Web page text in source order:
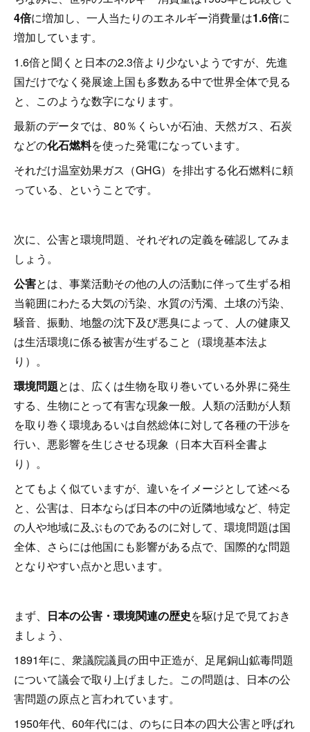
4倍に増加し、一人当たりのエネルギー消費量は1.6倍に
増加しています。
1.6倍と聞くと日本の2.3倍より少ないようですが、先進
国だけでなく発展途上国も多数ある中で世界全体で見る
と、このような数字になります。
最新のデータでは、80％くらいが石油、天然ガス、石炭
などの化石燃料を使った発電になっています。
それだけ温室効果ガス（GHG）を排出する化石燃料に頼
っている、ということです。
次に、公害と環境問題、それぞれの定義を確認してみま
しょう。
公害とは、事業活動その他の人の活動に伴って生ずる相
当範囲にわたる大気の汚染、水質の汚濁、土壌の汚染、
騒音、振動、地盤の沈下及び悪臭によって、人の健康又
は生活環境に係る被害が生ずること（環境基本法よ
り）。
環境問題とは、広くは生物を取り巻いている外界に発生
する、生物にとって有害な現象一般。人類の活動が人類
を取り巻く環境あるいは自然総体に対して各種の干渉を
行い、悪影響を生じさせる現象（日本大百科全書よ
り）。
とてもよく似ていますが、違いをイメージとして述べる
と、公害は、日本ならば日本の中の近隣地域など、特定
の人や地域に及ぶものであるのに対して、環境問題は国
全体、さらには他国にも影響がある点で、国際的な問題
となりやすい点かと思います。
まず、 日本の公害・環境関連の歴史を駆け足で見ておき
ましょう、
1891年に、衆議院議員の田中正造が、足尾銅山鉱毒問題
について議会で取り上げました。この問題は、日本の公
害問題の原点と言われています。
1950年代、60年代には、のちに日本の四大公害と呼ばれ